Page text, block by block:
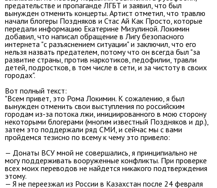
предательстве и пропаганде ЛГБТ и заявил, что был
вынужден отменить концерты. Артист отметил, что травлю
начали блогеры Поздняков и Стас Ай Как Просто, которые
передали информацию Екатерине Мизулиной. Локимин
добавил, что написал обращение в Лигу безопасного
интернета "с разъяснением ситуации" и заключил, что его
нельзя назвать предателем, потому что он всегда был "за
развитие страны, против наркотиков, педофилии, травли
детей, подростков, в том числе в сети, и за чистоту в своих
городах".
Вот полный текст:
"Всем привет, это Рома Локимин. К сожалению, я был
вынужден отменить свои выступления по российским
городам из-за потока лжи, инициированного в мою сторону
некоторыми блогерами (многим известный Поздняков и др.),
затем это поддержали ряд СМИ, и сейчас мы с вами
пройдемся тезисно по всему к чему это привело:
— Донаты ВСУ мной не совершались, я принципиально не
могу поддерживать вооруженные конфликты. При проверке
всех моих переводов не найдется никакого подтверждения
этому.
— Я не переезжал из России в Казахстан после 24 февраля